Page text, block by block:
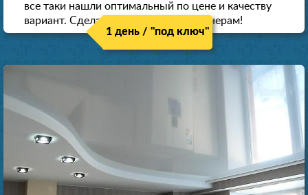
все таки нашли оптимальный по цене и качеству
вариант. Сделали скидку как пенсионерам!
1 день / "под ключ"